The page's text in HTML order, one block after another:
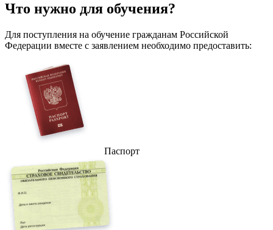
Что нужно для обучения?
Для поступления на обучение гражданам Российской
Федерации вместе с заявлением необходимо предоставить:
Паспорт